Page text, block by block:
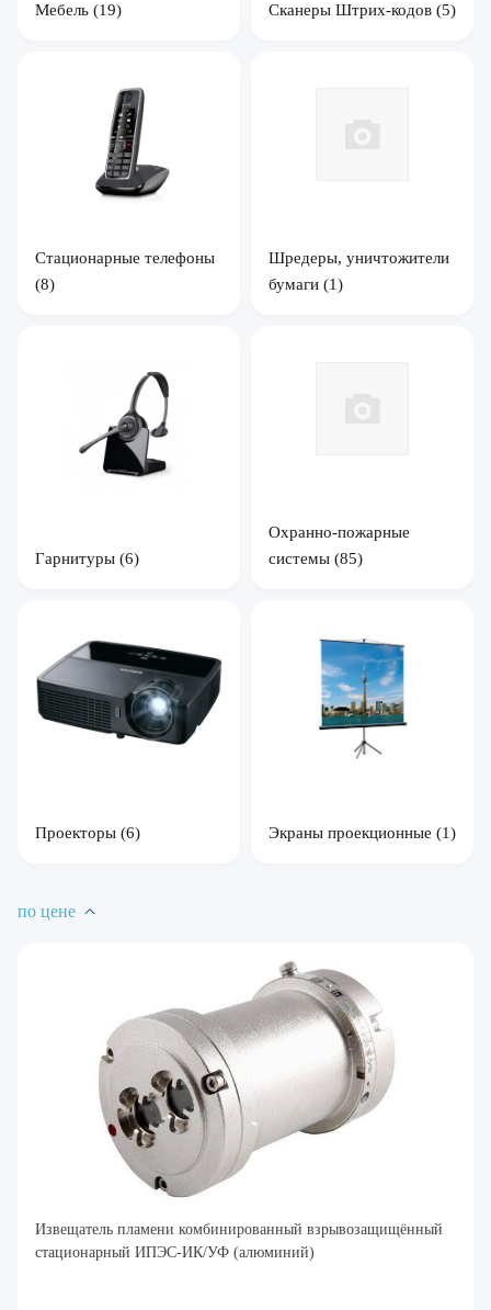
Мебель (19) Сканеры Штрих-кодов (5)
Стационарные телефоны
(8)
Шредеры, уничтожители
бумаги (1)
Гарнитуры (6)
Охранно-пожарные
системы (85)
Проекторы (6) Экраны проекционные (1)
по цене
Извещатель пламени комбинированный взрывозащищённый
стационарный ИПЭС-ИК/УФ (алюминий)